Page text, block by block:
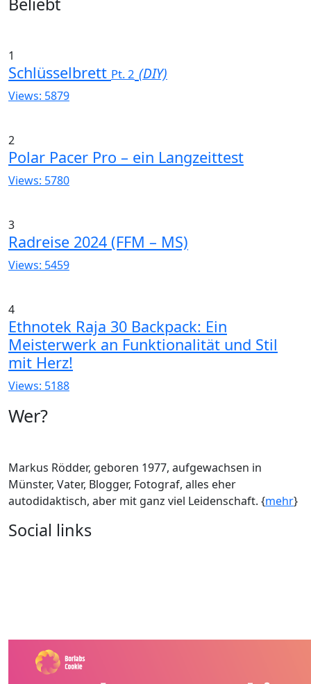
1
Schlüsselbrett Pt. 2 (DIY)
Views: 5879
2
Polar Pacer Pro – ein Langzeittest
Views: 5780
3
Radreise 2024 (FFM – MS)
Views: 5459
4
Ethnotek Raja 30 Backpack: Ein
Meisterwerk an Funktionalität und Stil
mit Herz!
Views: 5188
Wer?
Markus Rödder, geboren 1977, aufgewachsen in
Münster, Vater, Blogger, Fotograf, alles eher
autodidaktisch, aber mit ganz viel Leidenschaft. {mehr}
Social links